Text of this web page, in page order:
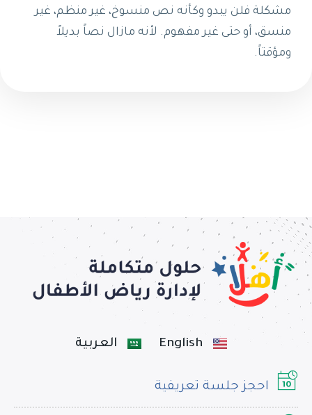
مشكلة فلن يبدو وكأنه نص منسوخ، غير منظم، غير
منسق، أو حتى غير مفهوم. لأنه مازال نصاً بديلاً
ومؤقتاً.
English العربية
احجز جلسة تعريفية